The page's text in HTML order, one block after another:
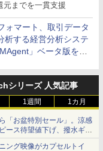
元までを一貫支援
ォマート、取引データ
析する経営分析システ
」ベータ版を提
シリーズ 人気記事
1週間 1カ月
「お盆特別セール」。涼感
ース待望値下げ、撥水ギア
ング映像がカプセルトイ